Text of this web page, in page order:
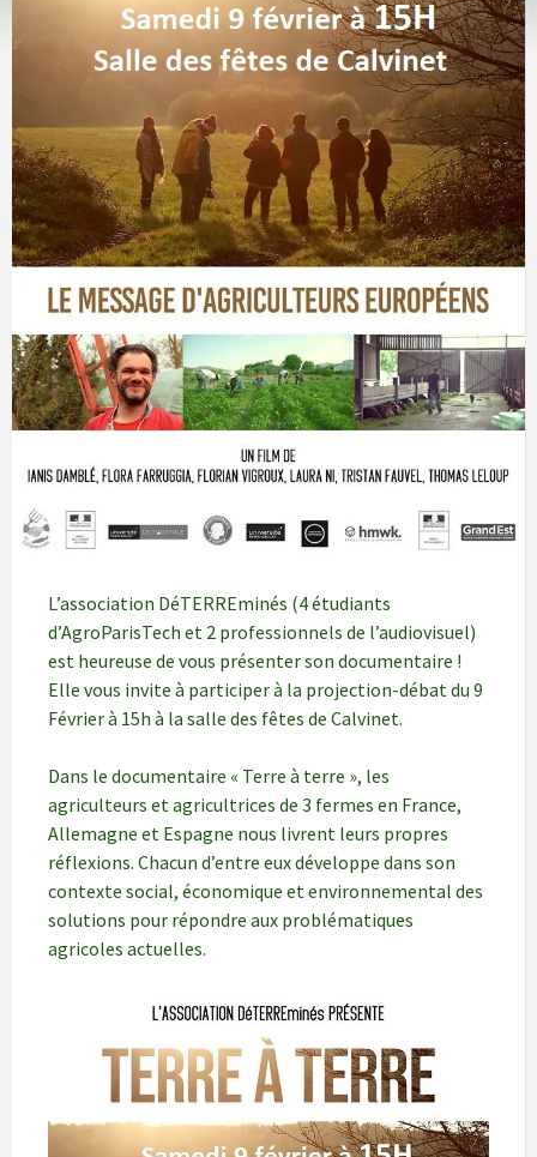
L’association DéTERREminés (4 étudiants
d’AgroParisTech et 2 professionnels de l’audiovisuel)
est heureuse de vous présenter son documentaire !
Elle vous invite à participer à la projection-débat du 9
Février à 15h à la salle des fêtes de Calvinet.
Dans le documentaire « Terre à terre », les
agriculteurs et agricultrices de 3 fermes en France,
Allemagne et Espagne nous livrent leurs propres
réflexions. Chacun d’entre eux développe dans son
contexte social, économique et environnemental des
solutions pour répondre aux problématiques
agricoles actuelles.